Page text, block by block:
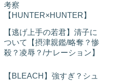
考察
【HUNTER×HUNTER】
【逃げ上手の若君】清子に
ついて【摂津親鑑/略奪？惨
殺？凌辱？/ナレーション】
【BLEACH】強すぎ？シュ